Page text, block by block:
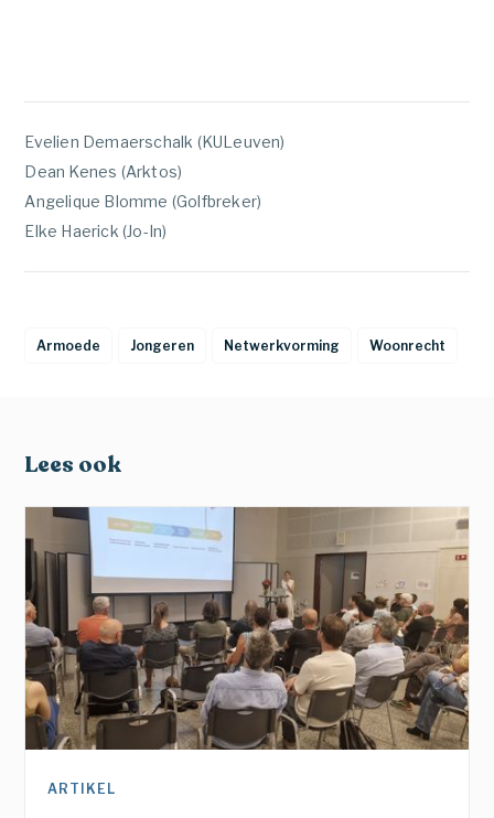
Evelien Demaerschalk (KULeuven)
Dean Kenes (Arktos)
Angelique Blomme (Golfbreker)
Elke Haerick (Jo-In)
Armoede Jongeren Netwerkvorming Woonrecht
Lees ook
ARTIKEL